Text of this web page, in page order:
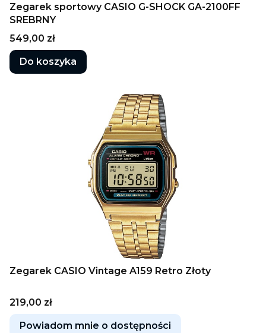
Zegarek sportowy CASIO G-SHOCK GA-2100FF
SREBRNY
Cena
549,00 zł
Do koszyka
Zegarek CASIO Vintage A159 Retro Złoty
Cena
219,00 zł
Powiadom mnie o dostępności